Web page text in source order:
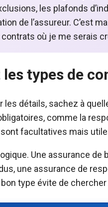
les plafonds
de l’assureur. C’est
où je me serais
types de
les détails, sachez à
comme la
sont facultatives mais
Une assurance
une assurance de
type évite de